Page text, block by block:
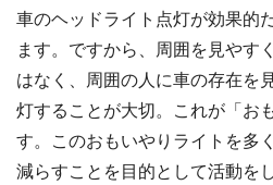
車のヘッドライト点灯が効果的
ます。ですから、周囲を見やす
はなく、周囲の人に車の存在を
灯することが大切。これが「お
す。このおもいやりライトを多
減らすことを目的として活動を